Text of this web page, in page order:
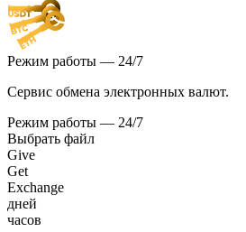
Режим работы — 24/7
Сервис обмена электронных валют.
Режим работы — 24/7
Выбрать файл
Give
Get
Exchange
дней
часов